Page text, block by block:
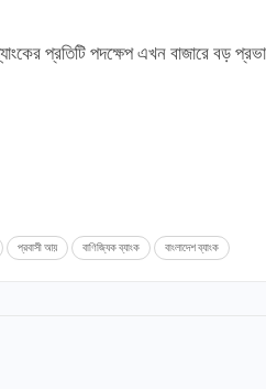
প্রতিটি পদক্ষেপ এখন বাজারে বড়
প্রবাসী আয় বাণিজ্যিক ব্যাংক বাংলাদেশ ব্যাংক